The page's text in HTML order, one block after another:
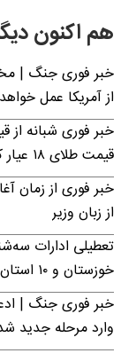
هم اکنون
خبر فوری جنگ |
از آمریکا عمل
قیمت طلای ۱۸ عیار کاهش یافت + جدول
خبر فوری از زمان
از زبان وزیر
خوزستان و ۱۰ استان + جدول اعلام رسمی
خبر فوری جنگ |
وارد مرحله جدید